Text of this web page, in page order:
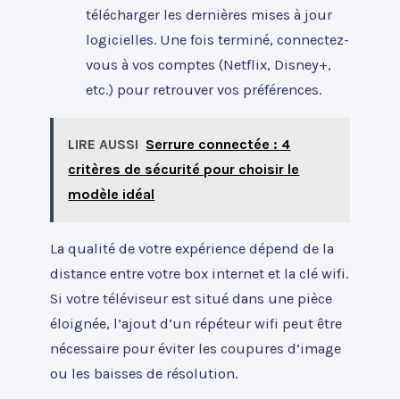
télécharger les dernières mises à jour
logicielles. Une fois terminé, connectez-
vous à vos comptes (Netflix, Disney+,
etc.) pour retrouver vos préférences.
LIRE AUSSI Serrure connectée : 4
critères de sécurité pour choisir le
modèle idéal
La qualité de votre expérience dépend de la
distance entre votre box internet et la clé wifi.
Si votre téléviseur est situé dans une pièce
éloignée, l’ajout d’un répéteur wifi peut être
nécessaire pour éviter les coupures d’image
ou les baisses de résolution.